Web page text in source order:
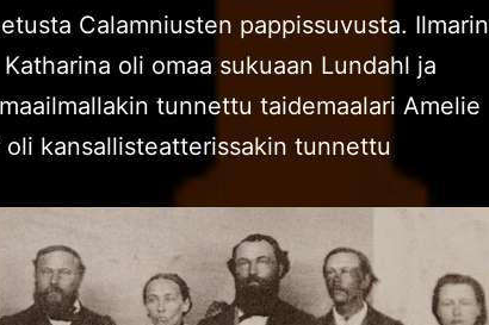
Calamniusten pappissuvusta. Ilmarin
oli omaa sukuaan Lundahl ja
tunnettu taidemaalari Amelie
kansallisteatterissakin tunnettu